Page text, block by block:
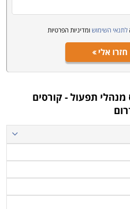
לתנאי השימוש ומדיניות הפרטיות
חזרו אלי
מנהלי תפעול - קורסים